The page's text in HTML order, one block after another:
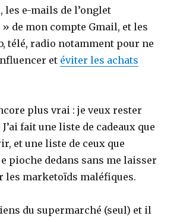
les e-mails de l’onglet
de mon compte Gmail, et les
télé, radio notamment pour ne
et éviter les achats
plus vrai : je veux rester
fait une liste de cadeaux que
et une liste de ceux que
pioche dedans sans me laisser
les marketoïds maléfiques.
du supermarché (seul) et il